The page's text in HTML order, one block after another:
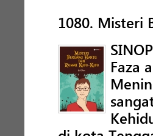
1080. Misteri
Faza